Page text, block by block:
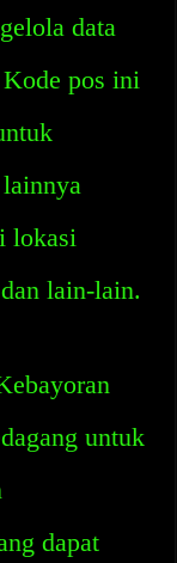
data
pos ini
lokasi
lain-lain.
untuk
dapat